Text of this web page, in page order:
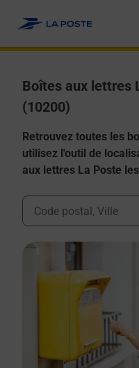
Boîtes aux lettres
(10200)
Retrouvez toutes les
utilisez l'outil de
aux lettres La Poste
Ville, Département,